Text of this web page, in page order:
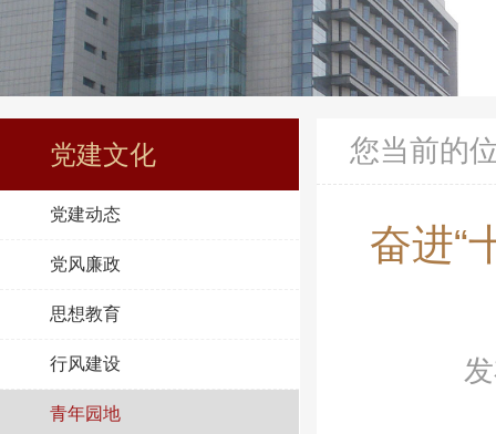
党建文化
党建动态
党风廉政
思想教育
行风建设
青年园地
您当前的
奋进